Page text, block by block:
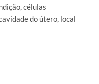
células
do útero, local